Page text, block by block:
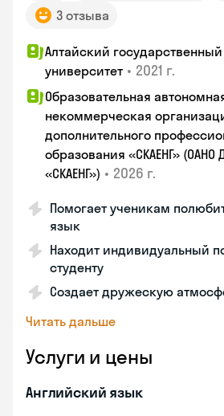
3 отзыва
Алтайский
университет • 2021 г.
Образовательная
некоммерческая
дополнительного
образования «СКАЕНГ» (ОАНО
«СКАЕНГ») • 2026 г.
Помогает ученикам
язык
Находит индивидуальный
студенту
Создает дружескую
Читать дальше
Услуги и цены
Английский язык